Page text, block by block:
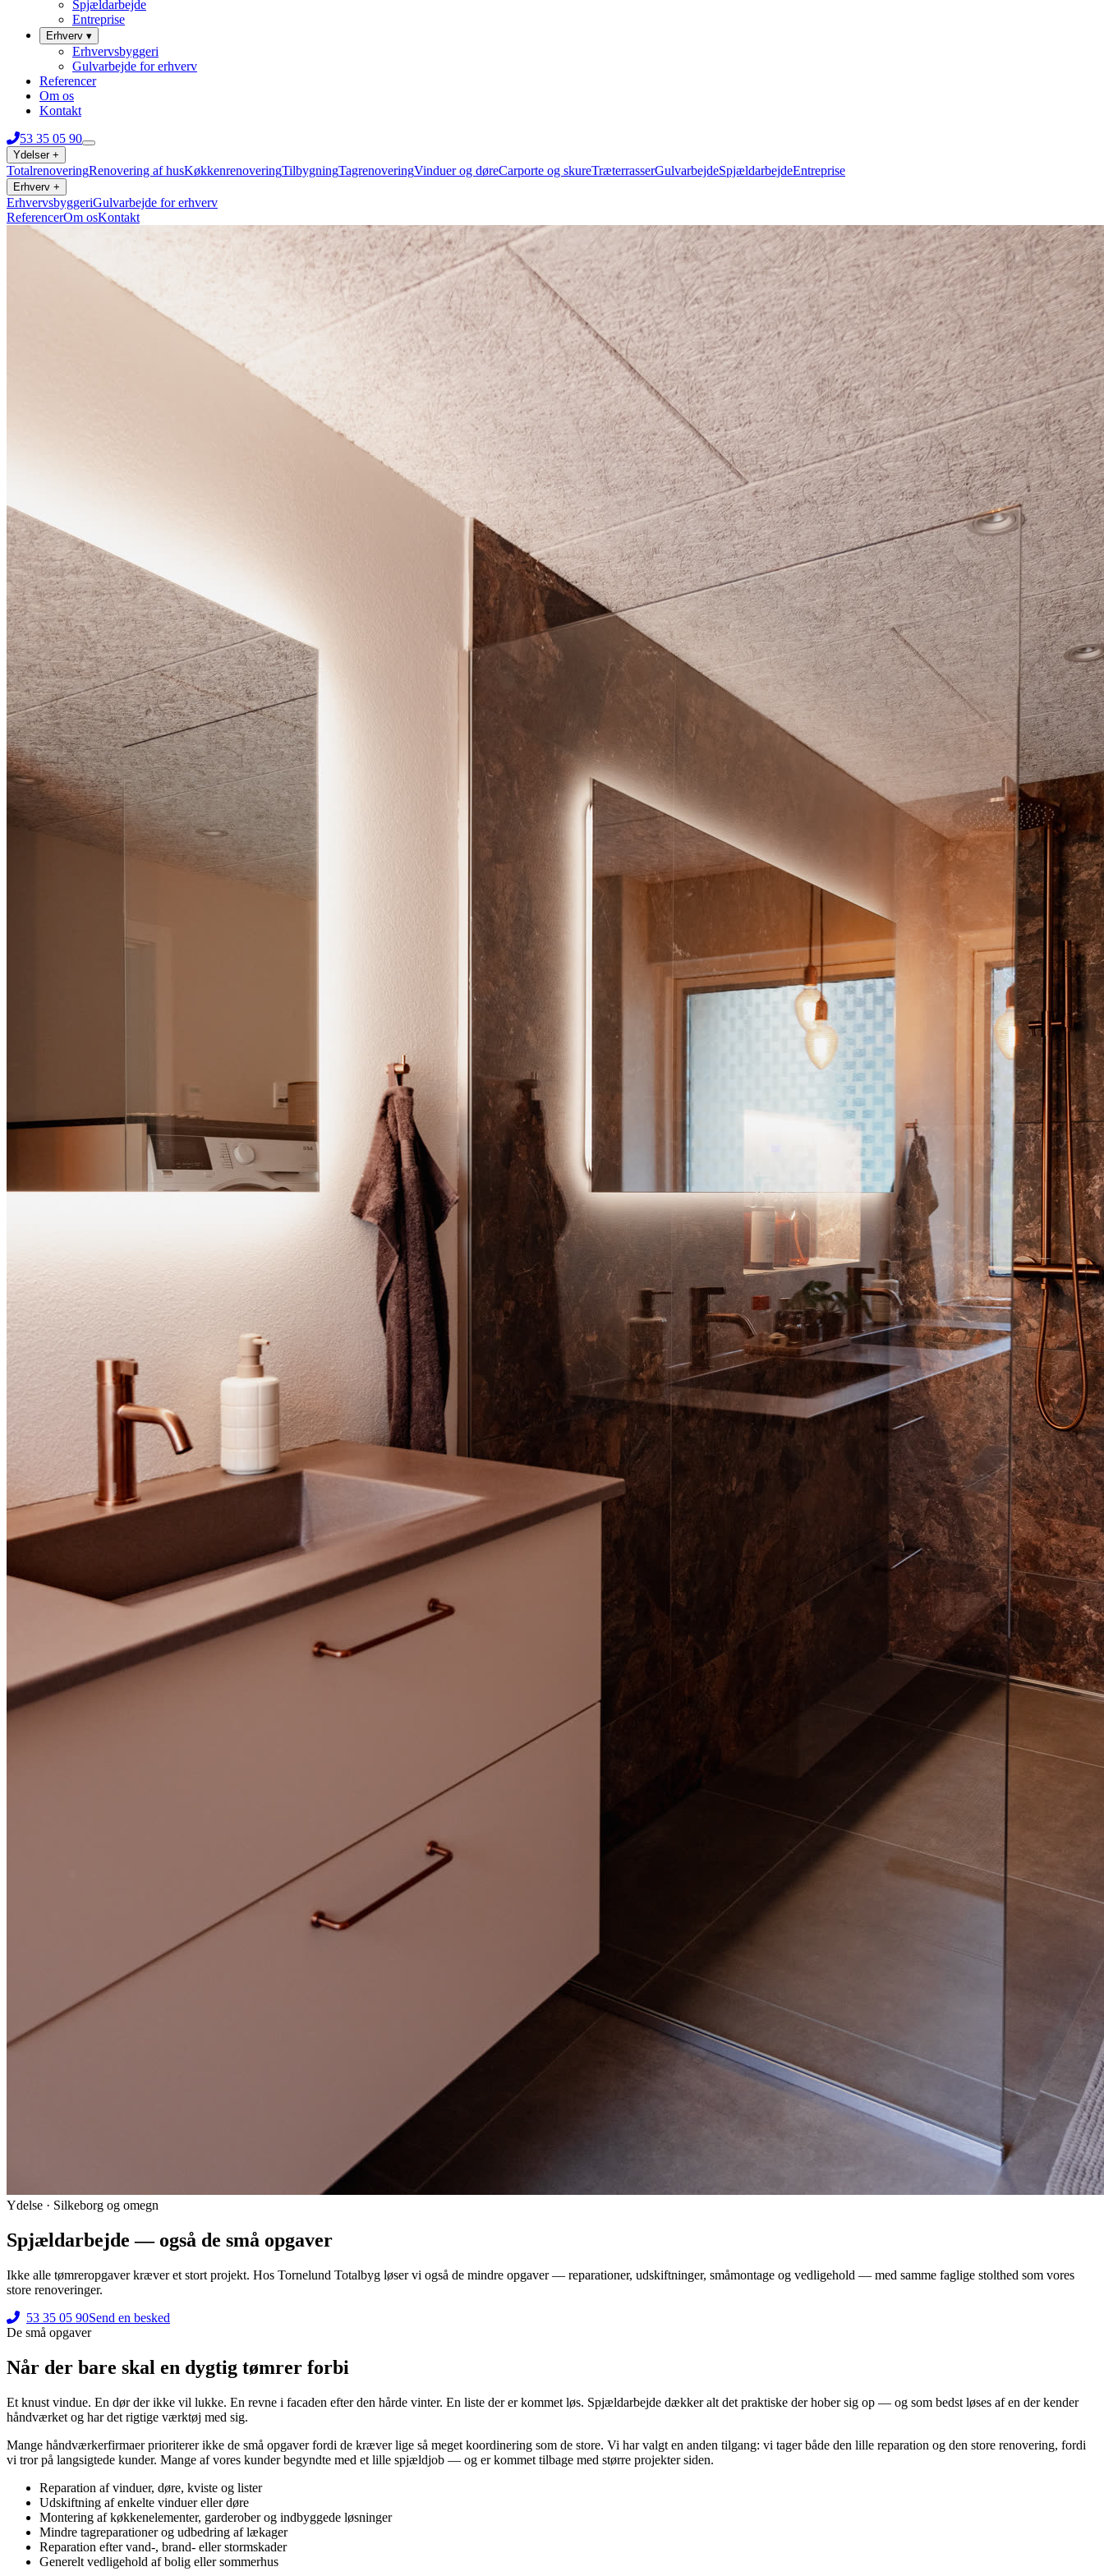
Spjældarbejde
Entreprise
Erhverv ▾
Erhvervsbyggeri
Gulvarbejde for erhverv
Referencer
Om os
Kontakt
53 35 05 90
Ydelser +
TotalrenoveringRenovering af husKøkkenrenoveringTilbygningTagrenoveringVinduer og døreCarporte og skureTræterrasserGulvarbejdeSpjældarbejdeEntreprise
Erhverv +
ErhvervsbyggeriGulvarbejde for erhverv
ReferencerOm osKontakt
Ydelse · Silkeborg og omegn
Spjældarbejde — også de små opgaver
Ikke alle tømreropgaver kræver et stort projekt. Hos Tornelund Totalbyg løser vi også de mindre opgaver — reparationer, udskiftninger, småmontage og vedligehold — med samme faglige stolthed som vores
store renoveringer.
53 35 05 90Send en besked
De små opgaver
Når der bare skal en dygtig tømrer forbi
Et knust vindue. En dør der ikke vil lukke. En revne i facaden efter den hårde vinter. En liste der er kommet løs. Spjældarbejde dækker alt det praktiske der hober sig op — og som bedst løses af en der kender
håndværket og har det rigtige værktøj med sig.
Mange håndværkerfirmaer prioriterer ikke de små opgaver fordi de kræver lige så meget koordinering som de store. Vi har valgt en anden tilgang: vi tager både den lille reparation og den store renovering, fordi
vi tror på langsigtede kunder. Mange af vores kunder begyndte med et lille spjældjob — og er kommet tilbage med større projekter siden.
Reparation af vinduer, døre, kviste og lister
Udskiftning af enkelte vinduer eller døre
Montering af køkkenelementer, garderober og indbyggede løsninger
Mindre tagreparationer og udbedring af lækager
Reparation efter vand-, brand- eller stormskader
Generelt vedligehold af bolig eller sommerhus